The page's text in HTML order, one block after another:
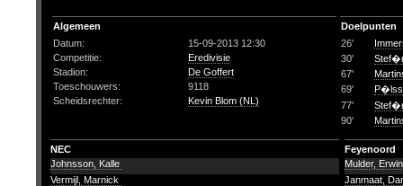
Algemeen
Datum:
15-09-2013 12:30
Competitie:
Eredivisie
Stadion:
De Goffert
Toeschouwers:
9118
Scheidsrechter:
Kevin Blom (NL)
Doelpunten
26'
30'
67'
69'
77'
90'
NEC
Feyenoord
Johnsson, Kalle
Vermijl, Marnick
Mulder,
Janmaat,